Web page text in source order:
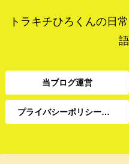
トラキチひろくんの日
当ブログ運営
プライバシーポリシー、免責事項